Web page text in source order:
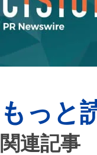
もっと
関連記事